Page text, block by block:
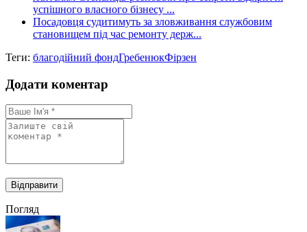
успішного власного бізнесу ...
Посадовця судитимуть за зловживання службовим
становищем під час ремонту держ...
Теги: благодійний фондГребенюкФірзен
Додати коментар
Погляд